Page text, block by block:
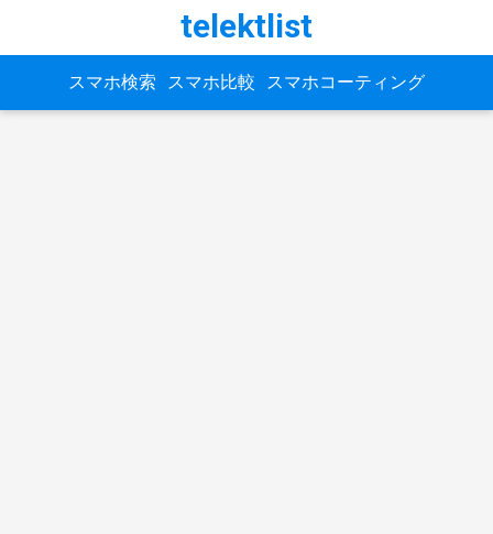
telektlist
スマホ検索 スマホ比較 スマホコーティング